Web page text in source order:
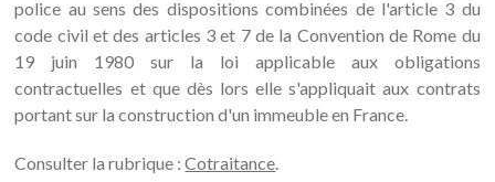
police au sens des dispositions combinées de l'article 3 du
code civil et des articles 3 et 7 de la Convention de Rome du
19 juin 1980 sur la loi applicable aux obligations
contractuelles et que dès lors elle s'appliquait aux contrats
portant sur la construction d'un immeuble en France.
Consulter la rubrique :Cotraitance.